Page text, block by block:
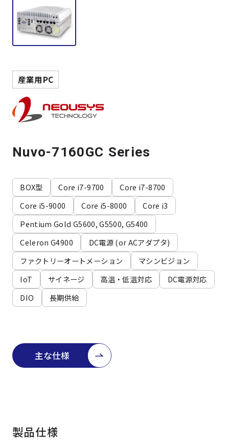
よくある質問
採用情報
サービス
サポート
産業用PC
Nuvo-7160GC Series
BOX型 Core i7-9700
Core i7-8700
Core i5-9000
Core i5-8000
Core i3
Pentium Gold G5600, G5500, G5400
Celeron G4900
DC電源 (or ACアダプタ)
ファクトリーオートメーション
マシンビジョン
IoT
サイネージ 高温・低温対応
DC電源対応
DIO
長期供給
主な仕様
製品仕様